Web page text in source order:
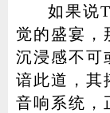
如果说
觉的盛宴，
沉浸感不可
谙此道，
音响系统，